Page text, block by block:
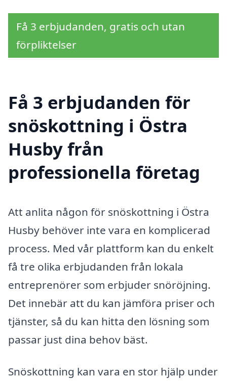
Få 3 erbjudanden, gratis och utan
förpliktelser
Få 3 erbjudanden för
snöskottning i Östra
Husby från
professionella företag
Att anlita någon för snöskottning i Östra
Husby behöver inte vara en komplicerad
process. Med vår plattform kan du enkelt
få tre olika erbjudanden från lokala
entreprenörer som erbjuder snöröjning.
Det innebär att du kan jämföra priser och
tjänster, så du kan hitta den lösning som
passar just dina behov bäst.
Snöskottning kan vara en stor hjälp under